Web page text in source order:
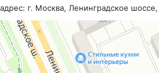
г. Москва, Ленинградское